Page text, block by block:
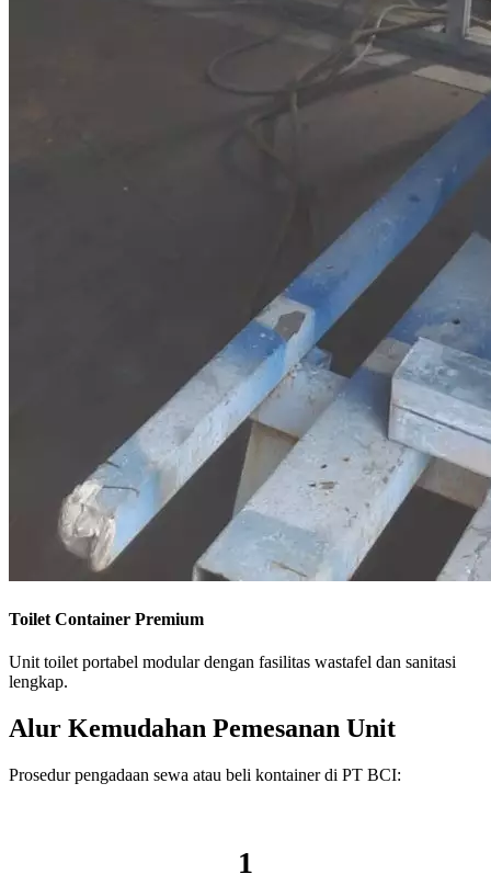
Toilet Container Premium
Unit toilet portabel modular dengan fasilitas wastafel dan sanitasi
lengkap.
Alur Kemudahan Pemesanan Unit
Prosedur pengadaan sewa atau beli kontainer di PT BCI:
1